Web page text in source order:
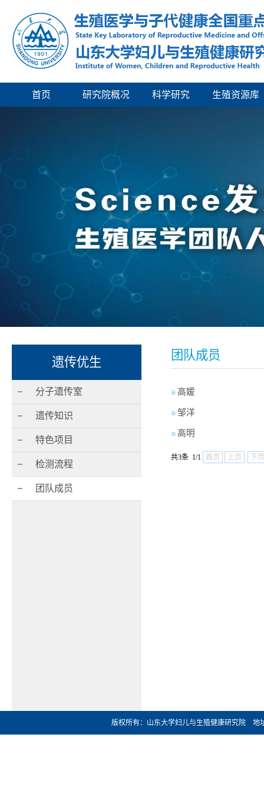
首页 研究院概况 科学研究 生殖资源库
遗传优生
分子遗传室
遗传知识
特色项目
检测流程
团队成员
团队成员
※ 高媛
※ 邹洋
※ 高明
共3条 1/1 首页 上页 下页
版权所有：山东大学妇儿与生殖健康研究院 地